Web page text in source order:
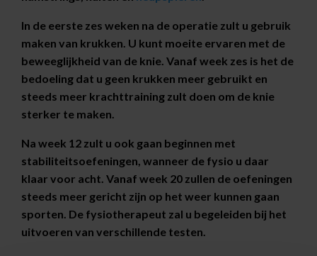
In de eerste zes weken na de operatie zult u gebruik
maken van krukken. U kunt moeite ervaren met de
beweeglijkheid van de knie. Vanaf week zes is het de
bedoeling dat u geen krukken meer gebruikt en
steeds meer krachttraining zult doen om de knie
sterker te maken.
Na week 12 zult u ook gaan beginnen met
stabiliteitsoefeningen, wanneer de fysio u daar
klaar voor acht. Vanaf week 20 zullen de oefeningen
steeds meer gericht zijn op het weer kunnen gaan
sporten. De fysiotherapeut zal u begeleiden bij het
uitvoeren van verschillende testen.